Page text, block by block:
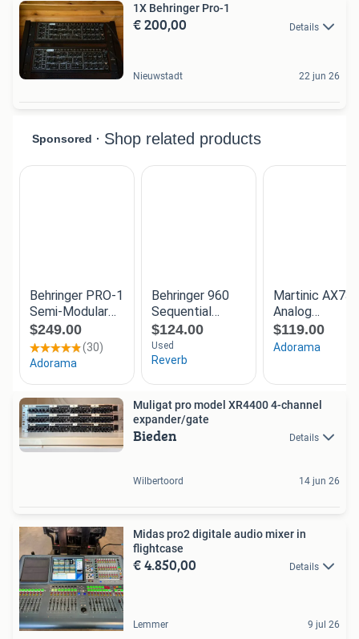
1X Behringer Pro-1
€ 200,00 Details
Nieuwstadt 22 jun 26
Muligat pro model XR4400 4-channel
expander/gate
Bieden Details
Wilbertoord 14 jun 26
Midas pro2 digitale audio mixer in
flightcase
€ 4.850,00 Details
Lemmer 9 jul 26